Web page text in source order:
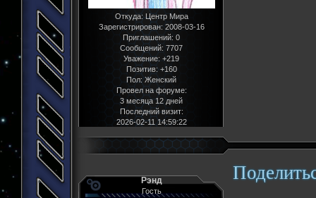
Откуда:Центр Мира
Зарегистрирован: 2008-03-16
Приглашений: 0
Сообщений: 7707
Уважение: +219
Позитив: +160
Пол:Женский
Провел на форуме:
3 месяца 12 дней
Последний визит:
2026-02-11 14:59:22
Рэнд
Гость